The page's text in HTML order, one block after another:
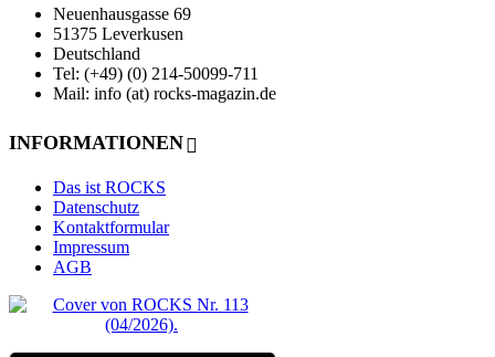
Neuenhausgasse 69
51375 Leverkusen
Deutschland
Tel: (+49) (0) 214-50099-711
Mail: info (at) rocks-magazin.de
INFORMATIONEN
Das ist ROCKS
Datenschutz
Kontaktformular
Impressum
AGB